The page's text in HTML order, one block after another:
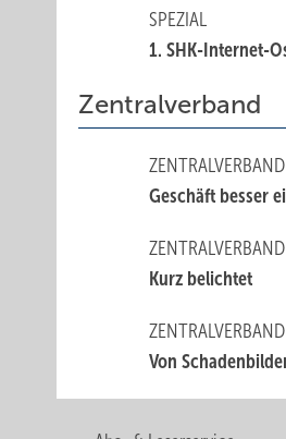
SPEZIAL
1. SHK-Internet-
Zentralverband
ZENTRALVERBAND
Geschäft besser
ZENTRALVERBAND
Kurz belichtet
ZENTRALVERBAND
Von